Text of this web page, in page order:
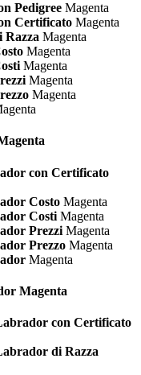
Pedigree Magenta
Certificato Magenta
Razza Magenta
Magenta
Magenta
Magenta
Magenta
con Certificato
Costo Magenta
Costi Magenta
Prezzi Magenta
Prezzo Magenta
Magenta
Magenta
con Certificato
di Razza